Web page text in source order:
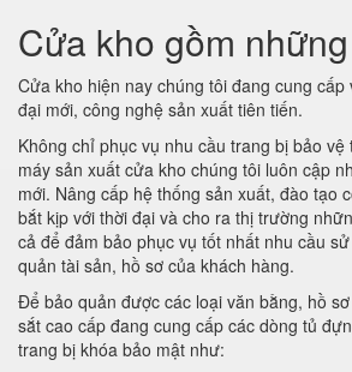
Cửa kho gồm
Cửa kho hiện nay chúng tôi đang cung cấp
đại mới, công nghệ sản xuất tiên tiến.
Không chỉ phục vụ nhu cầu trang bị bảo
máy sản xuất cửa kho chúng tôi luôn cập
mới. Nâng cấp hệ thống sản xuất, đào tạo
bắt kịp với thời đại và cho ra thị trường
cả để đảm bảo phục vụ tốt nhất nhu cầu
quản tài sản, hồ sơ của khách hàng.
Để bảo quản được các loại văn bằng, hồ
sắt cao cấp đang cung cấp các dòng tủ
trang bị khóa bảo mật như: